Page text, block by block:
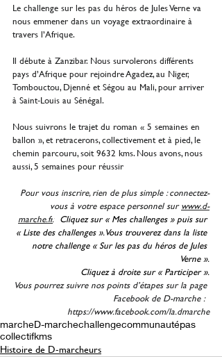
Le challenge sur les pas du héros de Jules Verne va
nous emmener dans un voyage extraordinaire à
travers l’Afrique.
Il débute à Zanzibar. Nous survolerons différents
pays d’Afrique pour rejoindre Agadez, au Niger,
Tombouctou, Djenné et Ségou au Mali, pour arriver
à Saint-Louis au Sénégal.
Nous suivrons le trajet du roman « 5 semaines en
ballon », et retracerons, collectivement et à pied, le
chemin parcouru, soit 9632 kms. Nous avons, nous
aussi, 5 semaines pour réussir
Pour vous inscrire, rien de plus simple : connectez-
vous à votre espace personnel sur www.d-
marche.fr. Cliquez sur « Mes challenges » puis sur
« Liste des challenges ». Vous trouverez dans la liste
notre challenge « Sur les pas du héros de Jules
Verne ».
Cliquez à droite sur « Participer ».
Vous pourrez suivre nos points d’étapes sur la page
Facebook de D-marche :
https://www.facebook.com/la.dmarche
marcheD-marchechallengecommunautépas
collectifkms
Histoire de D-marcheurs